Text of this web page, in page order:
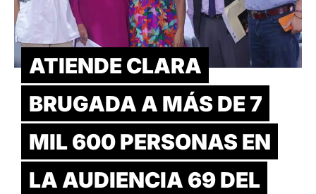
ATIENDE CLARA
BRUGADA A MÁS DE 7
MIL 600 PERSONAS EN
LA AUDIENCIA 69 DEL